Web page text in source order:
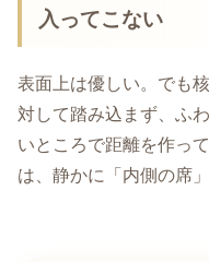
入ってこない
表面上は優しい。でも
対して踏み込まず、ふ
いところで距離を作っ
は、静かに「内側の席